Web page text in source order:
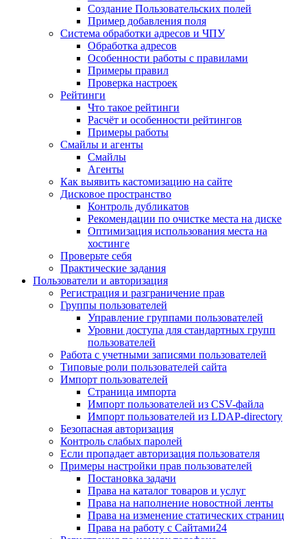
Создание Пользовательских полей
Пример добавления поля
Система обработки адресов и ЧПУ
Обработка адресов
Особенности работы с правилами
Примеры правил
Проверка настроек
Рейтинги
Что такое рейтинги
Расчёт и особенности рейтингов
Примеры работы
Смайлы и агенты
Смайлы
Агенты
Как выявить кастомизацию на сайте
Дисковое пространство
Контроль дубликатов
Рекомендации по очистке места на диске
Оптимизация использования места на
хостинге
Проверьте себя
Практические задания
Пользователи и авторизация
Регистрация и разграничение прав
Группы пользователей
Управление группами пользователей
Уровни доступа для стандартных групп
пользователей
Работа с учетными записями пользователей
Типовые роли пользователей сайта
Импорт пользователей
Страница импорта
Импорт пользователей из CSV-файла
Импорт пользователей из LDAP-directory
Безопасная авторизация
Контроль слабых паролей
Если пропадает авторизация пользователя
Примеры настройки прав пользователей
Постановка задачи
Права на каталог товаров и услуг
Права на наполнение новостной ленты
Права на изменение статических страниц
Права на работу с Сайтами24